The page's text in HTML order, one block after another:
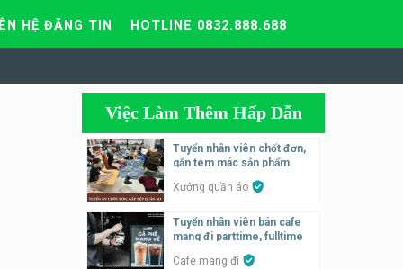
HỆ ĐĂNG TIN HOTLINE 0832.888.688
Việc Làm Thêm Hấp Dẫn
Tuyển nhân viên chốt đơn,
gắn tem mác sản phẩm
Xưởng quần áo
Tuyển nhân viên bán cafe
mang đi parttime, fulltime
Cafe mang đi